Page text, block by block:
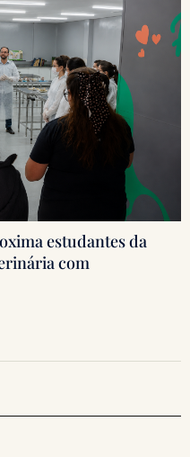
estudantes da
com